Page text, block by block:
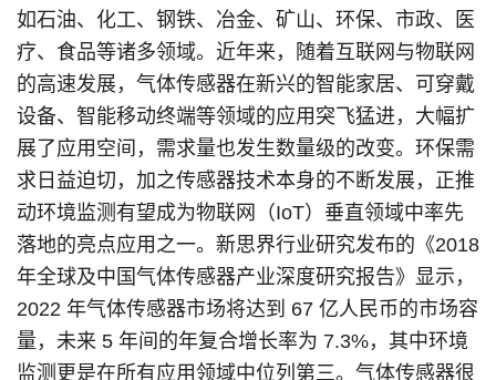
如石油、化工、钢铁、冶金、矿山、环保、市政、医
疗、食品等诸多领域。近年来，随着互联网与物联网
的高速发展，气体传感器在新兴的智能家居、可穿戴
设备、智能移动终端等领域的应用突飞猛进，大幅扩
展了应用空间，需求量也发生数量级的改变。环保需
求日益迫切，加之传感器技术本身的不断发展，正推
动环境监测有望成为物联网（IoT）垂直领域中率先
落地的亮点应用之一。新思界行业研究发布的《2018
年全球及中国气体传感器产业深度研究报告》显示，
2022 年气体传感器市场将达到 67 亿人民币的市场容
量，未来 5 年间的年复合增长率为 7.3%，其中环境
监测更是在所有应用领域中位列第三。气体传感器很